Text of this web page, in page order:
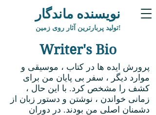
تولید پربارترین آثار روی زمین!
نویسنده ماندگار
Writer's Bio
پرورش ایده ها در کتاب ، موسیقی و
موارد دیگر ، سفر بی پایان من برای
کشف را مشخص کرد. با این حال ،
زمانی خواندن ، نوشتن و دستور زبان از
دشمنان اصلی من بودند. در دوران